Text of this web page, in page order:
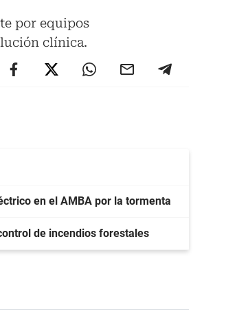
por equipos
clínica.
en el AMBA por la tormenta
de incendios forestales